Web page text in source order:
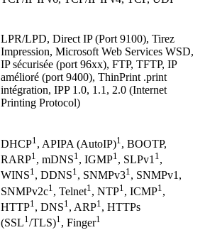
LPR/LPD, Direct IP (Port 9100), Tirez
Impression, Microsoft Web Services WSD,
IP sécurisée (port 96xx), FTP, TFTP, IP
amélioré (port 9400), ThinPrint .print
intégration, IPP 1.0, 1.1, 2.0 (Internet
Printing Protocol)
DHCP1 , APIPA (AutoIP)1 , BOOTP,
RARP1 , mDNS1 , IGMP1 , SLPv1 1 ,
WINS1, DDNS1, SNMPv31, SNMPv1,
SNMPv2c1 , Telnet1 , NTP1 , ICMP1 ,
HTTP1 , DNS1 , ARP1 , HTTPs
(SSL1/TLS)1, Finger1